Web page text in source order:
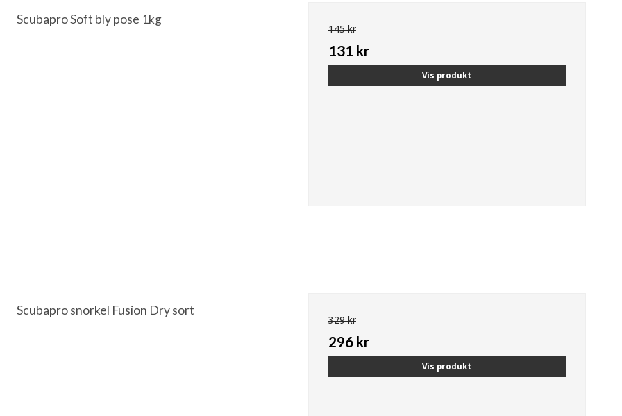
Scubapro Soft bly pose 1kg
145 kr
131 kr
Vis produkt
Scubapro snorkel Fusion Dry sort
329 kr
296 kr
Vis produkt